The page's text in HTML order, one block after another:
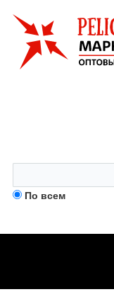
По всем